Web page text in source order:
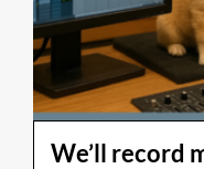
We’ll record